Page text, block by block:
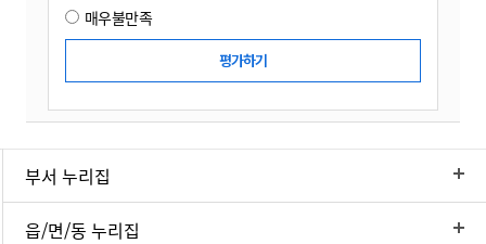
매우불만족
부서 누리집
읍/면/동 누리집